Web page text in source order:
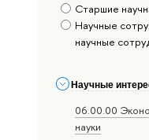
Старшие
Научные
научные
Научные
06.00.00
науки